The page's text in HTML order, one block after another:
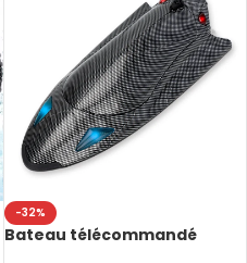
-32%
Bateau télécommandé